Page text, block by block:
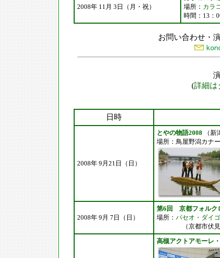
2008年 11月 3日（月・祝）
場所： カラ
時間：13：
お問い合わせ・
(詳細は
日時
2008年 9月21日（日）
とやの物語2008 （新
場所： 鳥屋野潟カナ
2008年 9月 7日（日）
第6回 京都フォルク
場所： パセオ・ダイ
（京都市伏見区
高槻アクトアモーレ